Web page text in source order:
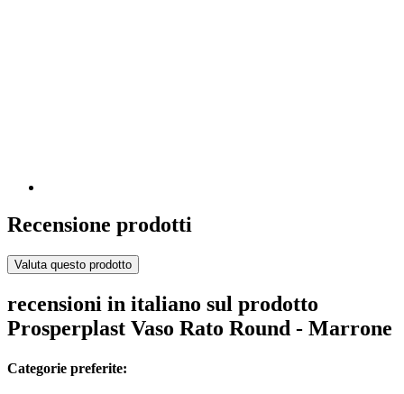
Recensione prodotti
Valuta questo prodotto
recensioni in italiano sul prodotto
Prosperplast Vaso Rato Round - Marrone
Categorie preferite: